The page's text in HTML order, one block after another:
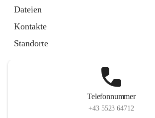
Dateien
Kontakte
Standorte
Telefonnummer
+43 5523 64712